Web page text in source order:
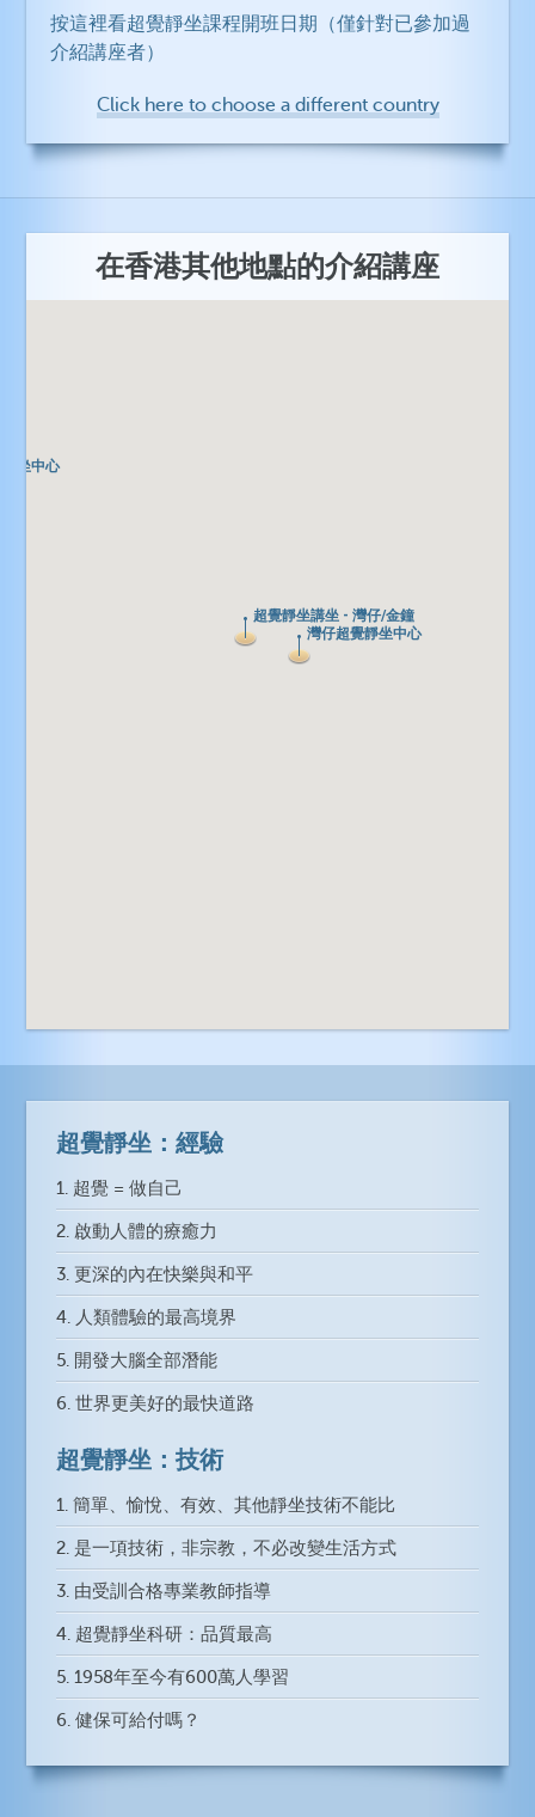
按這裡看超覺靜坐課程開班日期（僅針對已參加過
介紹講座者）
Click here to choose a different country
在香港其他地點的介紹講座
坐中心
超覺靜坐講坐 - 灣仔/金鐘
灣仔超覺靜坐中心
坐中心
超覺靜坐講坐 - 灣仔/金鐘
灣仔超覺靜坐中心
超覺靜坐：經驗
1. 超覺 = 做自己
2. 啟動人體的療癒力
3. 更深的內在快樂與和平
4. 人類體驗的最高境界
5. 開發大腦全部潛能
6. 世界更美好的最快道路
超覺靜坐：技術
1. 簡單、愉悅、有效、其他靜坐技術不能比
2. 是一項技術，非宗教，不必改變生活方式
3. 由受訓合格專業教師指導
4. 超覺靜坐科研：品質最高
5. 1958年至今有600萬人學習
6. 健保可給付嗎？